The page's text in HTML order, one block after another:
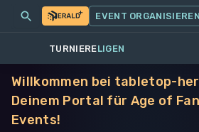
SPIEL·WARHAMMER 40K
MEINE EVENTS MEHR
EVENT ORGANISIEREN
TURNIERELIGEN
Willkommen bei tabletop-
Deinem Portal für Age of
Events!